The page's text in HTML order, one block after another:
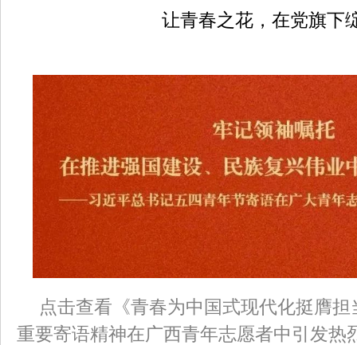
让青春之花，在党旗下
点击查看《青春为中国式现代化挺膺
重要寄语精神在广西青年志愿者中引发热